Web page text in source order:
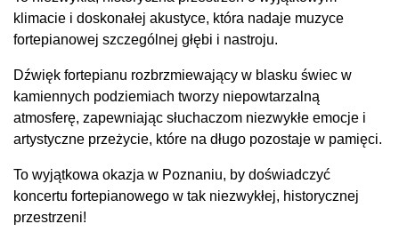
klimacie i doskonałej akustyce, która nadaje muzyce
fortepianowej szczególnej głębi i nastroju.
Dźwięk fortepianu rozbrzmiewający w blasku świec w
kamiennych podziemiach tworzy niepowtarzalną
atmosferę, zapewniając słuchaczom niezwykłe emocje i
artystyczne przeżycie, które na długo pozostaje w pamięci.
To wyjątkowa okazja w Poznaniu, by doświadczyć
koncertu fortepianowego w tak niezwykłej, historycznej
przestrzeni!